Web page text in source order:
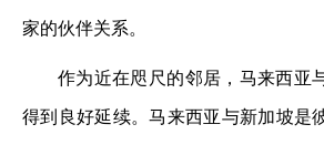
家的伙伴关系。
作为近在咫尺的邻居，马来西亚
得到良好延续。马来西亚与新加坡是